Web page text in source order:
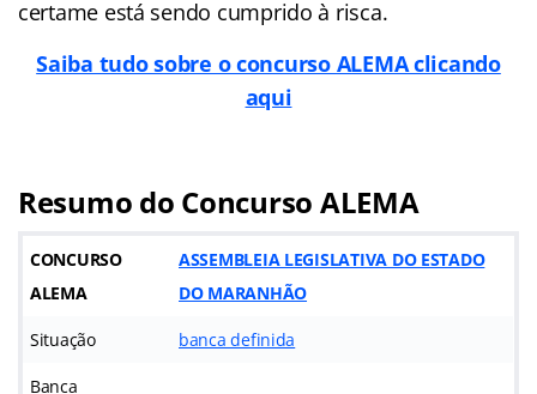
certame está sendo cumprido à risca.
Saiba tudo sobre o concurso ALEMA clicando
aqui
Resumo do Concurso ALEMA
CONCURSO
ALEMA
ASSEMBLEIA LEGISLATIVA DO ESTADO
DO MARANHÃO
Situação banca definida
Banca